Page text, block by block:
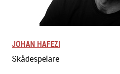
JOHAN HAFEZI
Skådespelare